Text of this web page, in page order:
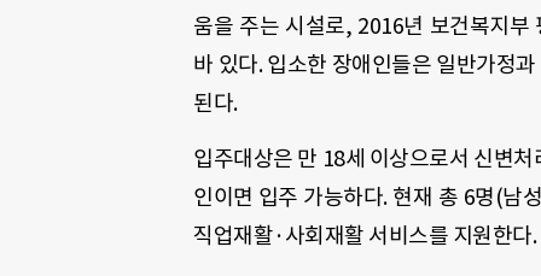
움을 주는 시설로, 2016년 보건복지
바 있다. 입소한 장애인들은 일반가정
된다.
입주대상은 만 18세 이상으로서 신변
인이면 입주 가능하다. 현재 총 6명(남
직업재활·사회재활 서비스를 지원한다.